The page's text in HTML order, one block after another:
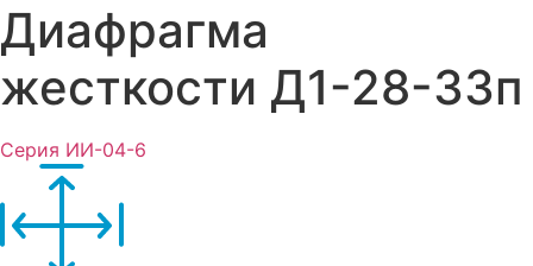
Диафрагма
жесткости Д1-28-33п
Серия ИИ-04-6